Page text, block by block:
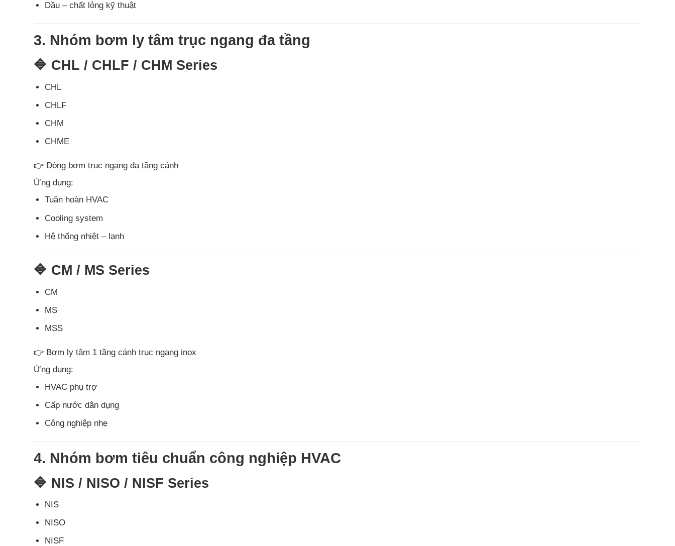
Dầu – chất lỏng kỹ thuật
3. Nhóm bơm ly tâm trục ngang đa tầng
🔷 CHL / CHLF / CHM Series
CHL
CHLF
CHM
CHME
👉 Dòng bơm trục ngang đa tầng cánh
Ứng dụng:
Tuần hoàn HVAC
Cooling system
Hệ thống nhiệt – lạnh
🔷 CM / MS Series
CM
MS
MSS
👉 Bơm ly tâm 1 tầng cánh trục ngang inox
Ứng dụng:
HVAC phụ trợ
Cấp nước dân dụng
Công nghiệp nhẹ
4. Nhóm bơm tiêu chuẩn công nghiệp HVAC
🔷 NIS / NISO / NISF Series
NIS
NISO
NISF